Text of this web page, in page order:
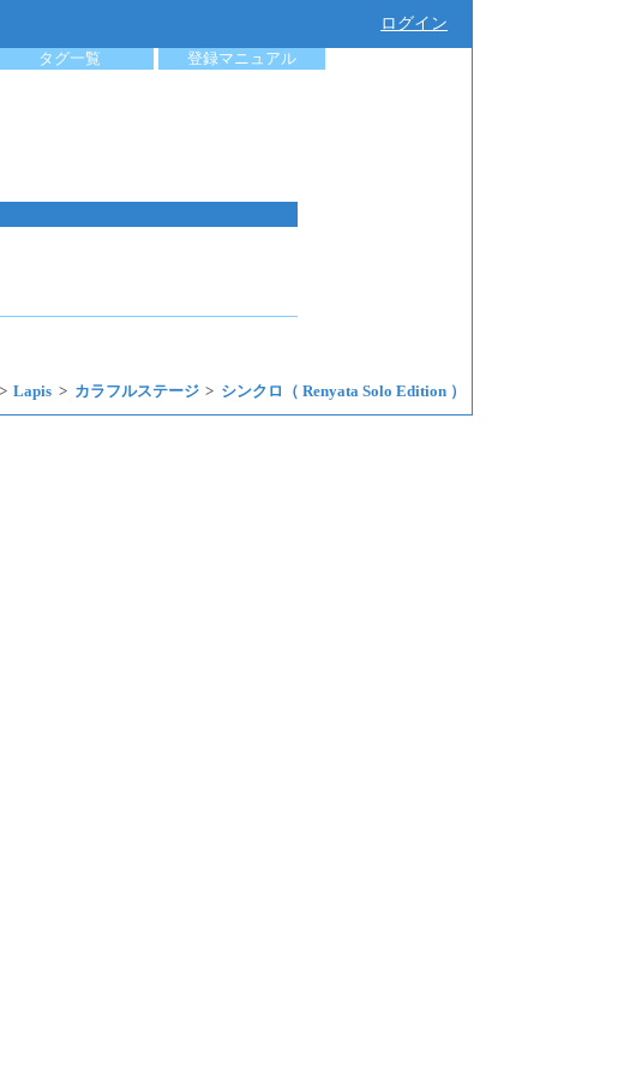
ログイン
タグ一覧 登録マニュアル
Lapis カラフルステージ シンクロ（ Renyata Solo Edition ）